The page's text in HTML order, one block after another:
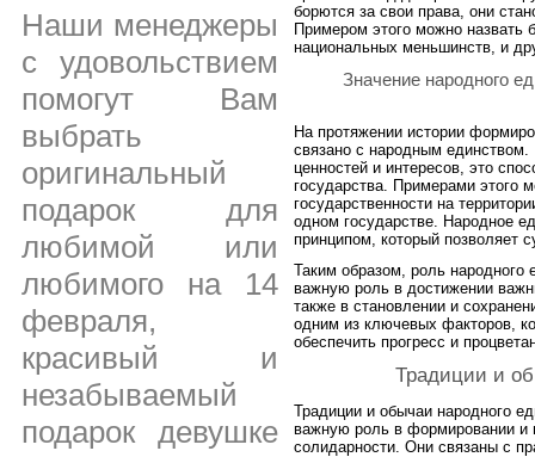
Наши менеджеры
с удовольствием
помогут Вам
выбрать
оригинальный
подарок для
любимой или
любимого на 14
февраля,
красивый и
незабываемый
подарок девушке
борются за свои права, они
Примером этого можно назвать
национальных меньшинств, и
Значение народного
На протяжении истории
связано с народным единством.
ценностей и интересов, это
государства. Примерами этого
государственности на
одном государстве. Народное
принципом, который позволяет
Таким образом, роль народного
важную роль в достижении
также в становлении и
одним из ключевых факторов,
обеспечить прогресс и
Традиции и
Традиции и обычаи народного
важную роль в формировании и
солидарности. Они связаны с